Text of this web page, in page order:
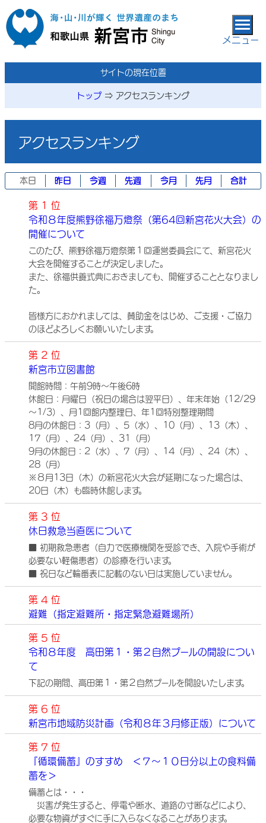
本文へ移動
メニュー
サイトの現在位置
トップ ⇒ アクセスランキング
アクセスランキング
本日 昨日 今週 先週 今月 先月 合計
第 1 位
令和８年度熊野徐福万燈祭（第64回新宮花火大会）の
開催について
このたび、熊野徐福万燈祭第１回運営委員会にて、新宮花火
大会を開催することが決定しました。
また、徐福供養式典におきましても、開催することとなりまし
た。
皆様方におかれましては、賛助金をはじめ、ご支援・ご協力
のほどよろしくお願いいたします。
第 2 位
新宮市立図書館
開館時間：午前9時～午後6時
休館日：月曜日（祝日の場合は翌平日）、年末年始（12/29
～1/3）、月1回館内整理日、年1回特別整理期間
8月の休館日：3（月）、5（水）、10（月）、13（木）、
17（月）、24（月）、31（月）
9月の休館日：2（水）、7（月）、14（月）、24（木）、
28（月）
※８月13日（木）の新宮花火大会が延期になった場合は、
20日（木）も臨時休館します。
第 3 位
休日救急当直医について
■ 初期救急患者（自力で医療機関を受診でき、入院や手術が
必要ない軽傷患者）の診療を行います。
■ 祝日など輪番表に記載のない日は実施していません。
第 4 位
避難（指定避難所・指定緊急避難場所）
第 5 位
令和８年度 高田第１・第２自然プールの開設につい
て
下記の期間、高田第１・第２自然プールを開設いたします。
第 6 位
新宮市地域防災計画（令和８年３月修正版）について
第 7 位
『循環備蓄』のすすめ ＜７～１０日分以上の食料備
蓄を＞
備蓄とは・・・
災害が発生すると、停電や断水、道路の寸断などにより、
必要な物資がすぐに手に入らなくなることがあります。